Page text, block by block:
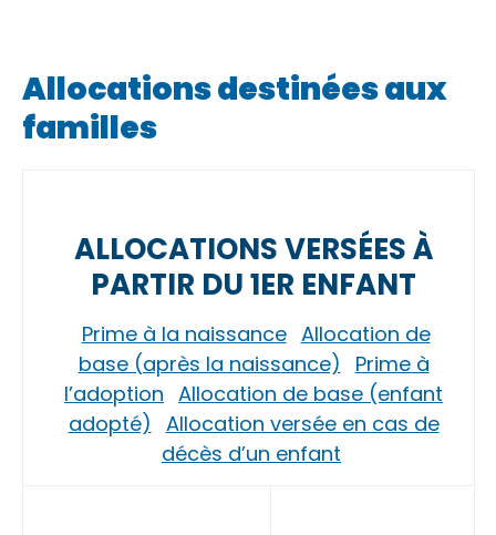
Allocations destinées aux
familles
ALLOCATIONS VERSÉES À
PARTIR DU 1ER ENFANT
Prime à la naissance Allocation de
base (après la naissance)
Prime à
l’adoption Allocation de base (enfant
adopté) Allocation versée en cas de
décès d’un enfant